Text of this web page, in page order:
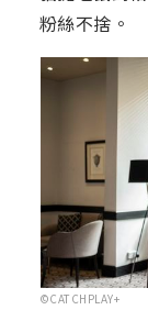
粉絲不捨。
©CATCHPLAY+